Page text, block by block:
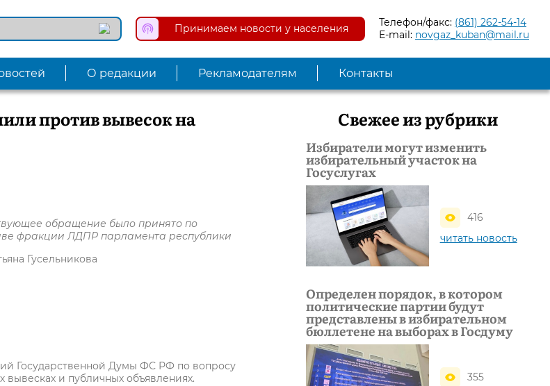
Принимаем новости у населения Телефон/факс: (861) 262-54-14
E-mail: novgaz_kuban@mail.ru
О редакции Рекламодателям Контакты
против вывесок на
обращение было принято по
фракции ЛДПР парламента республики
Гусельникова
Государственной Думы ФС РФ по вопросу
и публичных объявлениях.
Свежее из рубрики
Избиратели могут изменить
избирательный участок на
Госуслугах
416
читать новость
Определен порядок, в котором
политические партии будут
представлены в избирательном
бюллетене на выборах в Госдуму
355